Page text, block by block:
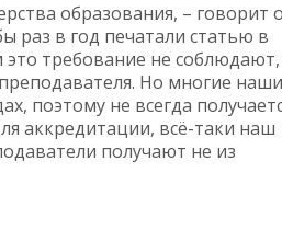
образования, – говорит
раз в год печатали статью в
это требование не соблюдают,
Но многие наши
поэтому не всегда
аккредитации, всё-таки наш
получают не из